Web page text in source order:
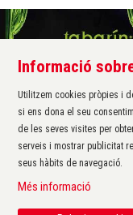
Àrea de cultura de
Carrer Santa Margarida,
17200 Palafrugell
972 611 172 ·
Sitemap | Avís Legal
Informació
Utilitzem cookies pròpies i
si ens dona el seu
de les seves visites per
serveis i mostrar publicitat
seus hàbits de navegació.
Més informació